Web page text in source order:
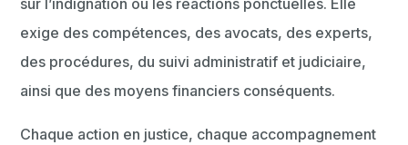
sur l’indignation ou les réactions ponctuelles. Elle
exige des compétences, des avocats, des experts,
des procédures, du suivi administratif et judiciaire,
ainsi que des moyens financiers conséquents.
Chaque action en justice, chaque accompagnement